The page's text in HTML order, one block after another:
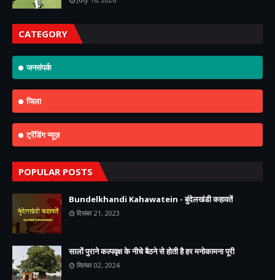
CATEGORY
जनसंपर्क
जिला
ट्रेंडिंग न्यूज़
POPULAR POSTS
Bundelkhandi Kahawatein - बुंदेलखंडी कहावतें
दिसंबर 21, 2023
सालों पुराने कल्पवृक्ष के नीचे बैठने से होती है हर मनोकामना पूरी
सितंबर 02, 2024